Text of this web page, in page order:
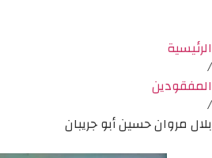
الرئيسية
/
المفقودين
/
بلال مروان حسين أبو جريبان